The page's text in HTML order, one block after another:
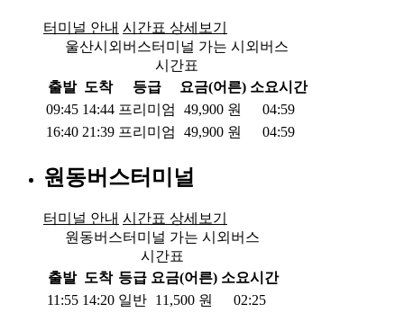
터미널 안내 시간표 상세보기
울산시외버스터미널 가는 시외버스
시간표
출발 도착 등급 요금(어른) 소요시간
09:45 14:44 프리미엄 49,900 원
04:59
16:40 21:39 프리미엄 49,900 원 04:59
원동버스터미널
터미널 안내 시간표 상세보기
원동버스터미널 가는 시외버스
시간표
출발 도착 등급 요금(어른) 소요시간
11:55 14:20 일반 11,500 원 02:25